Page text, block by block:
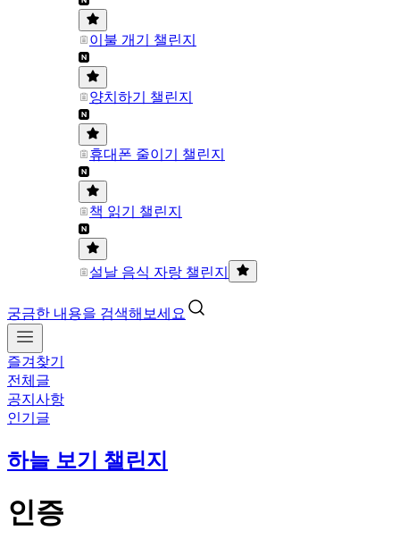
이불 개기 챌린지
양치하기 챌린지
휴대폰 줄이기 챌린지
책 읽기 챌린지
설날 음식 자랑 챌린지
궁금한 내용을 검색해보세요
즐겨찾기
전체글
공지사항
인기글
하늘 보기 챌린지
인증